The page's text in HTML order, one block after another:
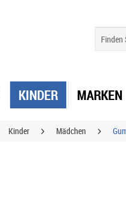
KINDER MARKEN
Kinder Mädchen